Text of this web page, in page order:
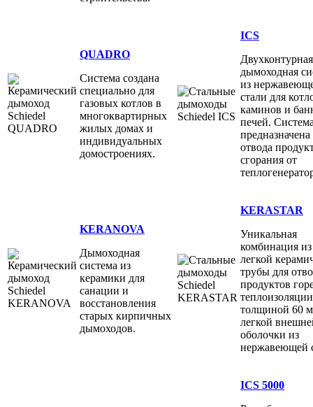
QUADRO
Система создана
специально для
газовых котлов в
многоквартирных
жилых домах и
индивидуальных
домостроениях.
ICS
Двухконтурная
дымоходная
из
стали для
каминов и
печей.
предназначена
отвода
сгорания от
KERANOVA
Дымоходная
система из
керамики для
санации и
восстановления
старых кирпичных
дымоходов.
KERASTAR
Уникальная
комбинация из
легкой
трубы для
продуктов
теплоизоляции
толщиной 60
легкой
оболочки из
нержавеющей
ICS 5000